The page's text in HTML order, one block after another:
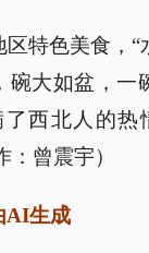
特色美食，“
碗大如盆，一
西北人的热
：曾震宇）
AI生成